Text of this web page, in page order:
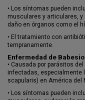
• Los síntomas pueden
musculares y articulares,
daño en órganos como el
• El tratamiento con
tempranamente.
Enfermedad de
• Causada por parásitos
infectadas, especialmente
scapularis) en América del
• Los síntomas pueden